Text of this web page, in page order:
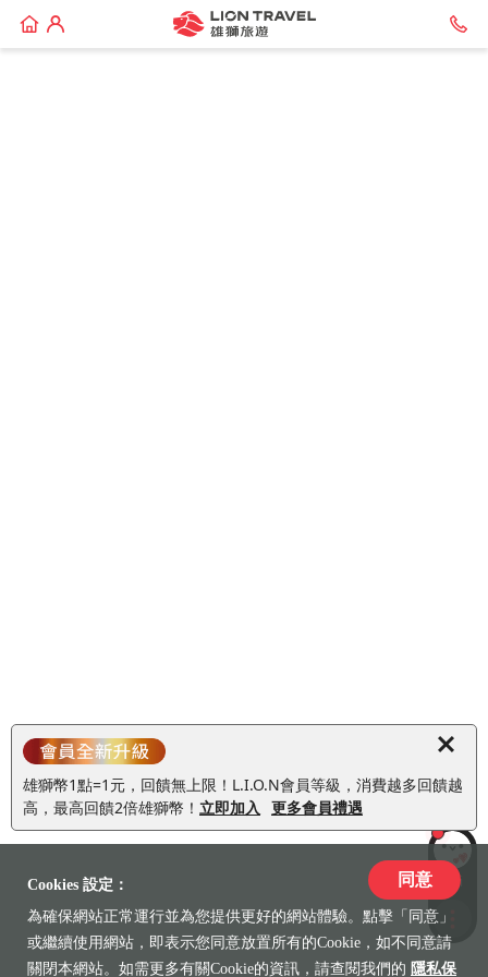
雄獅幣1點=1元，回饋無上限！L.I.O.N會員等級，消費越多回饋越
高，最高回饋2倍雄獅幣！ 立即加入 更多會員禮遇
LiLi
收藏
Cookies 設定：
為確保網站正常運行並為您提供更好的網站體驗。點擊「同意」
或繼續使用網站，即表示您同意放置所有的Cookie，如不同意請
關閉本網站。如需更多有關Cookie的資訊，請查閱我們的 隱私保
同意